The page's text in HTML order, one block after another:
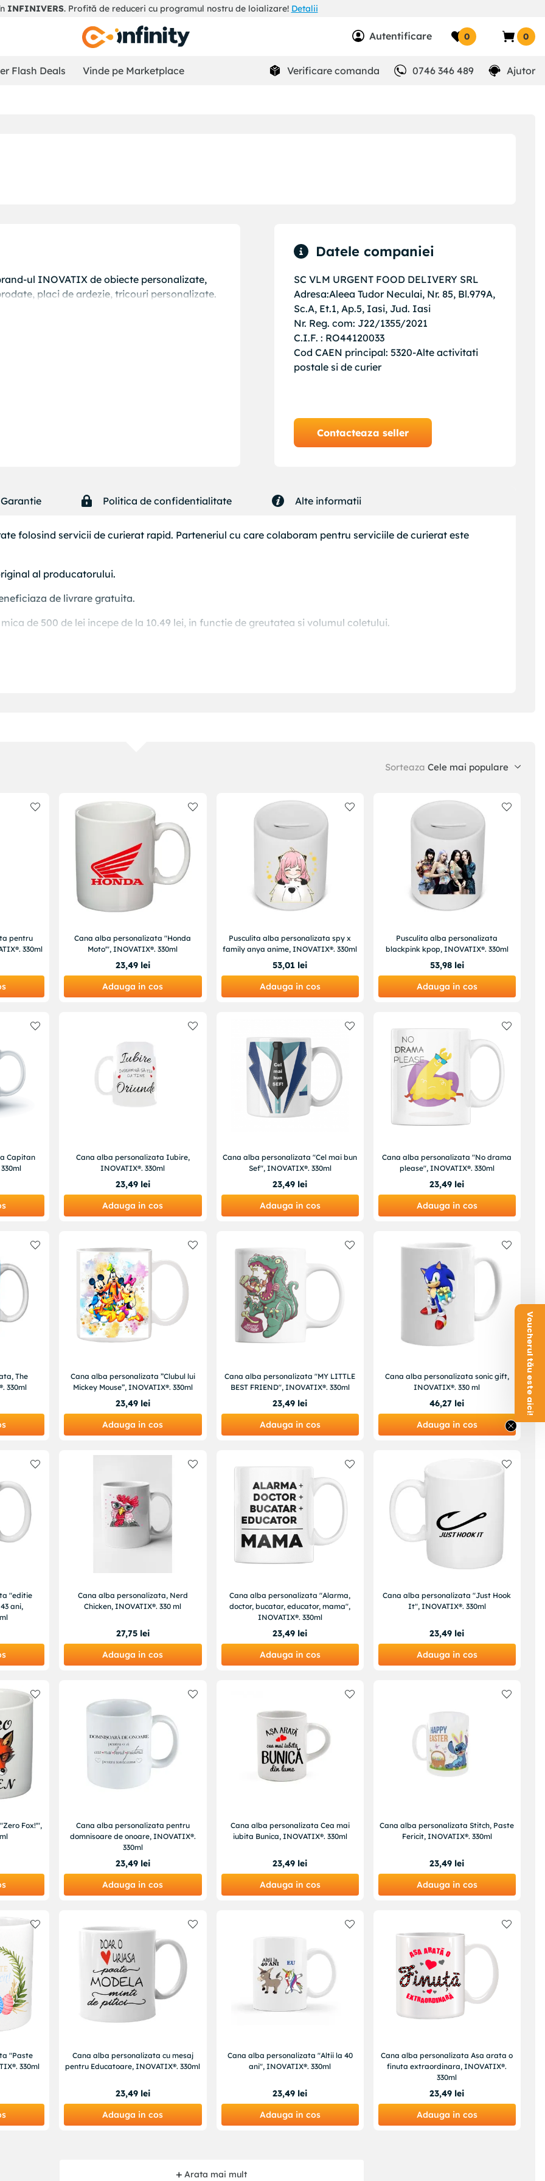
INFINIVERS. Profită de reduceri cu programul nostru de loializare! Detalii
Autentificare 0 0
Flash Deals Vinde pe Marketplace Verificare comanda 0746 346 489 Ajutor
ul INOVATIX de obiecte personalizate,
placi de ardezie, tricouri personalizate.
Datele companiei
SC VLM URGENT FOOD DELIVERY SRL
Adresa:Aleea Tudor Neculai, Nr. 85, Bl.979A,
Sc.A, Et.1, Ap.5, Iasi, Jud. Iasi
Nr. Reg. com: J22/1355/2021
C.I.F. : RO44120033
Cod CAEN principal: 5320-Alte activitati
postale si de curier
Contacteaza seller
Garantie Politica de confidentialitate Alte informatii
folosind servicii de curierat rapid. Parteneriul cu care colaboram pentru serviciile de curierat este
al producatorului.
de livrare gratuita.
de 500 de lei incepe de la 10.49 lei, in functie de greutatea si volumul coletului.
de cumparaturi inainte de plasarea comenzii.
Sorteaza Cele mai populare
pentru
330ml
Cana alba personalizata "Honda
Moto'", INOVATIX®. 330ml
23,49 lei
Adauga in cos
Pusculita alba personalizata spy x
family anya anime, INOVATIX®. 330ml
53,01 lei
Adauga in cos
Pusculita alba personalizata
blackpink kpop, INOVATIX®. 330ml
53,98 lei
Adauga in cos
Capitan
Cana alba personalizata Iubire,
INOVATIX®. 330ml
23,49 lei
Adauga in cos
Cana alba personalizata "Cel mai bun
Sef", INOVATIX®. 330ml
23,49 lei
Adauga in cos
Cana alba personalizata "No drama
please", INOVATIX®. 330ml
23,49 lei
Adauga in cos
The
330ml
Cana alba personalizata ”Clubul lui
Mickey Mouse”, INOVATIX®. 330ml
23,49 lei
Adauga in cos
Cana alba personalizata "MY LITTLE
BEST FRIEND", INOVATIX®. 330ml
23,49 lei
Adauga in cos
Cana alba personalizata sonic gift,
INOVATIX®. 330 ml
46,27 lei
Adauga in cos
"editie
ani,
Cana alba personalizata, Nerd
Chicken, INOVATIX®. 330 ml
27,75 lei
Adauga in cos
Cana alba personalizata "Alarma,
doctor, bucatar, educator, mama",
INOVATIX®. 330ml
23,49 lei
Adauga in cos
Cana alba personalizata "Just Hook
It", INOVATIX®. 330ml
23,49 lei
Adauga in cos
Fox!'",
Cana alba personalizata pentru
domnisoare de onoare, INOVATIX®.
330ml
23,49 lei
Adauga in cos
Cana alba personalizata Cea mai
iubita Bunica, INOVATIX®. 330ml
23,49 lei
Adauga in cos
Cana alba personalizata Stitch, Paste
Fericit, INOVATIX®. 330ml
23,49 lei
Adauga in cos
"Paste
330ml
Cana alba personalizata cu mesaj
pentru Educatoare, INOVATIX®. 330ml
23,49 lei
Adauga in cos
Cana alba personalizata "Altii la 40
ani", INOVATIX®. 330ml
23,49 lei
Adauga in cos
Cana alba personalizata Asa arata o
finuta extraordinara, INOVATIX®.
330ml
23,49 lei
Adauga in cos
Arata mai mult
Voucherul tău este aici!